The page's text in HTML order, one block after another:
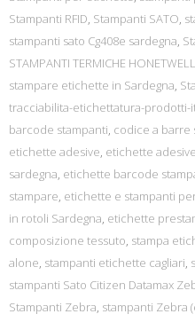
Stampanti RFID, Stampanti SATO,
stampanti sato Cg408e sardegna,
STAMPANTI TERMICHE HONETWELL
stampare etichette in Sardegna,
tracciabilita-etichettatura-prodotti-
barcode stampanti, codice a barre
etichette adesive, etichette
sardegna, etichette barcode
stampare, etichette e stampanti
in rotoli Sardegna, etichette
composizione tessuto, stampa
alone, stampanti etichette cagliari,
stampanti Sato Citizen Datamax
Stampanti Zebra, stampanti Zebra